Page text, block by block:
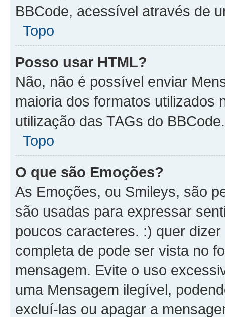
BBCode, acessível através de
Topo
Posso usar HTML?
Não, não é possível enviar
maioria dos formatos utilizados
utilização das TAGs do BBCode.
Topo
O que são Emoções?
As Emoções, ou Smileys, são
são usadas para expressar
poucos caracteres. :) quer
completa de pode ser vista no
mensagem. Evite o uso
uma Mensagem ilegível,
excluí-las ou apagar a